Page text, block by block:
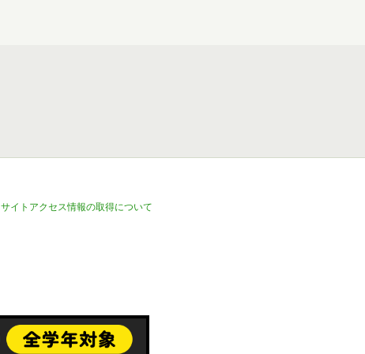
サイトアクセス情報の取得について